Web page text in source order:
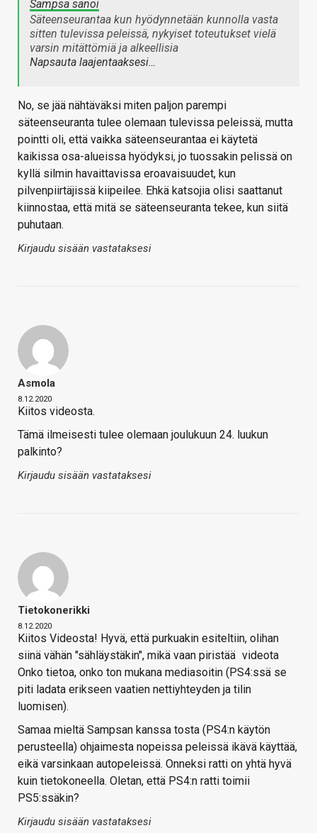
Sampsa sanoi
Säteenseurantaa kun hyödynnetään kunnolla vasta
sitten tulevissa peleissä, nykyiset toteutukset vielä
varsin mitättömiä ja alkeellisia
Napsauta laajentaaksesi…
No, se jää nähtäväksi miten paljon parempi
säteenseuranta tulee olemaan tulevissa peleissä, mutta
pointti oli, että vaikka säteenseurantaa ei käytetä
kaikissa osa-alueissa hyödyksi, jo tuossakin pelissä on
kyllä silmin havaittavissa eroavaisuudet, kun
pilvenpiirtäjissä kiipeilee. Ehkä katsojia olisi saattanut
kiinnostaa, että mitä se säteenseuranta tekee, kun siitä
puhutaan.
Kirjaudu sisään vastataksesi
Asmola
8.12.2020
Kiitos videosta.
Tämä ilmeisesti tulee olemaan joulukuun 24. luukun
palkinto?
Kirjaudu sisään vastataksesi
Tietokonerikki
8.12.2020
Kiitos Videosta! Hyvä, että purkuakin esiteltiin, olihan
siinä vähän "sähläystäkin", mikä vaan piristää videota
Onko tietoa, onko ton mukana mediasoitin (PS4:ssä se
piti ladata erikseen vaatien nettiyhteyden ja tilin
luomisen).
Samaa mieltä Sampsan kanssa tosta (PS4:n käytön
perusteella) ohjaimesta nopeissa peleissä ikävä käyttää,
eikä varsinkaan autopeleissä. Onneksi ratti on yhtä hyvä
kuin tietokoneella. Oletan, että PS4:n ratti toimii
PS5:ssäkin?
Kirjaudu sisään vastataksesi